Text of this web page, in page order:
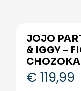
JOJO
& IGGY –
€ 119,99